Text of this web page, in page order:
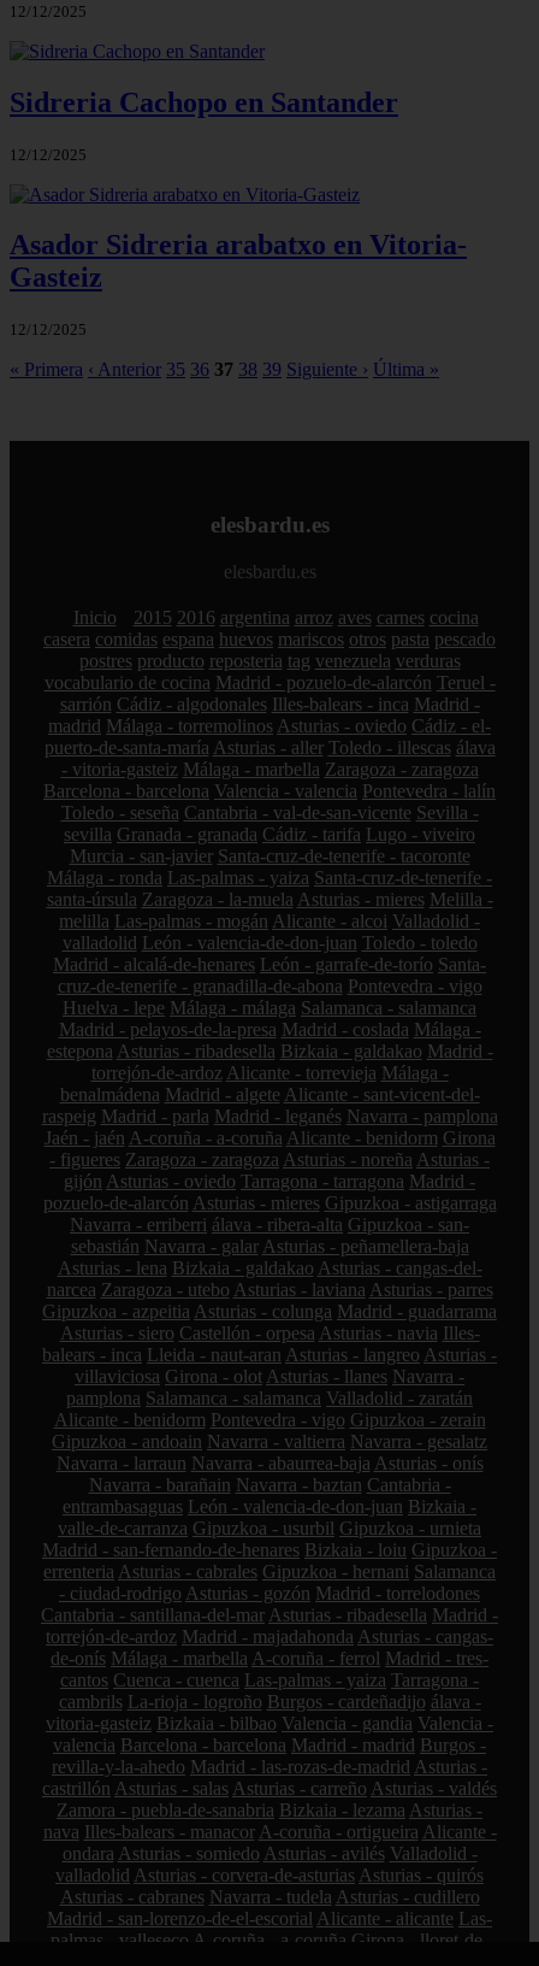
12/12/2025
Sidreria Cachopo en Santander
12/12/2025
Asador Sidreria arabatxo en Vitoria-
Gasteiz
12/12/2025
« Primera ‹ Anterior 35 36 37 38 39 Siguiente › Última »
elesbardu.es
elesbardu.es
Inicio 2015 2016 argentina arroz aves carnes cocina
casera comidas espana huevos mariscos otros pasta pescado
postres producto reposteria tag venezuela verduras
vocabulario de cocina Madrid - pozuelo-de-alarcón Teruel -
sarrión Cádiz - algodonales Illes-balears - inca Madrid -
madrid Málaga - torremolinos Asturias - oviedo Cádiz - el-
puerto-de-santa-maría Asturias - aller Toledo - illescas álava
- vitoria-gasteiz Málaga - marbella Zaragoza - zaragoza
Barcelona - barcelona Valencia - valencia Pontevedra - lalín
Toledo - seseña Cantabria - val-de-san-vicente Sevilla -
sevilla Granada - granada Cádiz - tarifa Lugo - viveiro
Murcia - san-javier Santa-cruz-de-tenerife - tacoronte
Málaga - ronda Las-palmas - yaiza Santa-cruz-de-tenerife -
santa-úrsula Zaragoza - la-muela Asturias - mieres Melilla -
melilla Las-palmas - mogán Alicante - alcoi Valladolid -
valladolid León - valencia-de-don-juan Toledo - toledo
Madrid - alcalá-de-henares León - garrafe-de-torío Santa-
cruz-de-tenerife - granadilla-de-abona Pontevedra - vigo
Huelva - lepe Málaga - málaga Salamanca - salamanca
Madrid - pelayos-de-la-presa Madrid - coslada Málaga -
estepona Asturias - ribadesella Bizkaia - galdakao Madrid -
torrejón-de-ardoz Alicante - torrevieja Málaga -
benalmádena Madrid - algete Alicante - sant-vicent-del-
raspeig Madrid - parla Madrid - leganés Navarra - pamplona
Jaén - jaén A-coruña - a-coruña Alicante - benidorm Girona
- figueres Zaragoza - zaragoza Asturias - noreña Asturias -
gijón Asturias - oviedo Tarragona - tarragona Madrid -
pozuelo-de-alarcón Asturias - mieres Gipuzkoa - astigarraga
Navarra - erriberri álava - ribera-alta Gipuzkoa - san-
sebastián Navarra - galar Asturias - peñamellera-baja
Asturias - lena Bizkaia - galdakao Asturias - cangas-del-
narcea Zaragoza - utebo Asturias - laviana Asturias - parres
Gipuzkoa - azpeitia Asturias - colunga Madrid - guadarrama
Asturias - siero Castellón - orpesa Asturias - navia Illes-
balears - inca Lleida - naut-aran Asturias - langreo Asturias -
villaviciosa Girona - olot Asturias - llanes Navarra -
pamplona Salamanca - salamanca Valladolid - zaratán
Alicante - benidorm Pontevedra - vigo Gipuzkoa - zerain
Gipuzkoa - andoain Navarra - valtierra Navarra - gesalatz
Navarra - larraun Navarra - abaurrea-baja Asturias - onís
Navarra - barañain Navarra - baztan Cantabria -
entrambasaguas León - valencia-de-don-juan Bizkaia -
valle-de-carranza Gipuzkoa - usurbil Gipuzkoa - urnieta
Madrid - san-fernando-de-henares Bizkaia - loiu Gipuzkoa -
errenteria Asturias - cabrales Gipuzkoa - hernani Salamanca
- ciudad-rodrigo Asturias - gozón Madrid - torrelodones
Cantabria - santillana-del-mar Asturias - ribadesella Madrid -
torrejón-de-ardoz Madrid - majadahonda Asturias - cangas-
de-onís Málaga - marbella A-coruña - ferrol Madrid - tres-
cantos Cuenca - cuenca Las-palmas - yaiza Tarragona -
cambrils La-rioja - logroño Burgos - cardeñadijo álava -
vitoria-gasteiz Bizkaia - bilbao Valencia - gandia Valencia -
valencia Barcelona - barcelona Madrid - madrid Burgos -
revilla-y-la-ahedo Madrid - las-rozas-de-madrid Asturias -
castrillón Asturias - salas Asturias - carreño Asturias - valdés
Zamora - puebla-de-sanabria Bizkaia - lezama Asturias -
nava Illes-balears - manacor A-coruña - ortigueira Alicante -
ondara Asturias - somiedo Asturias - avilés Valladolid -
valladolid Asturias - corvera-de-asturias Asturias - quirós
Asturias - cabranes Navarra - tudela Asturias - cudillero
Madrid - san-lorenzo-de-el-escorial Alicante - alicante Las-
palmas - valleseco A-coruña - a-coruña Girona - lloret-de-